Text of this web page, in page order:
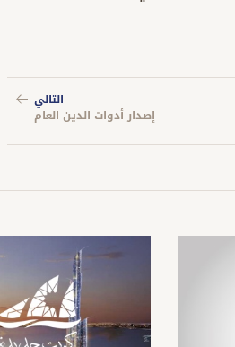
التالي
إصدار أدوات الدين العام